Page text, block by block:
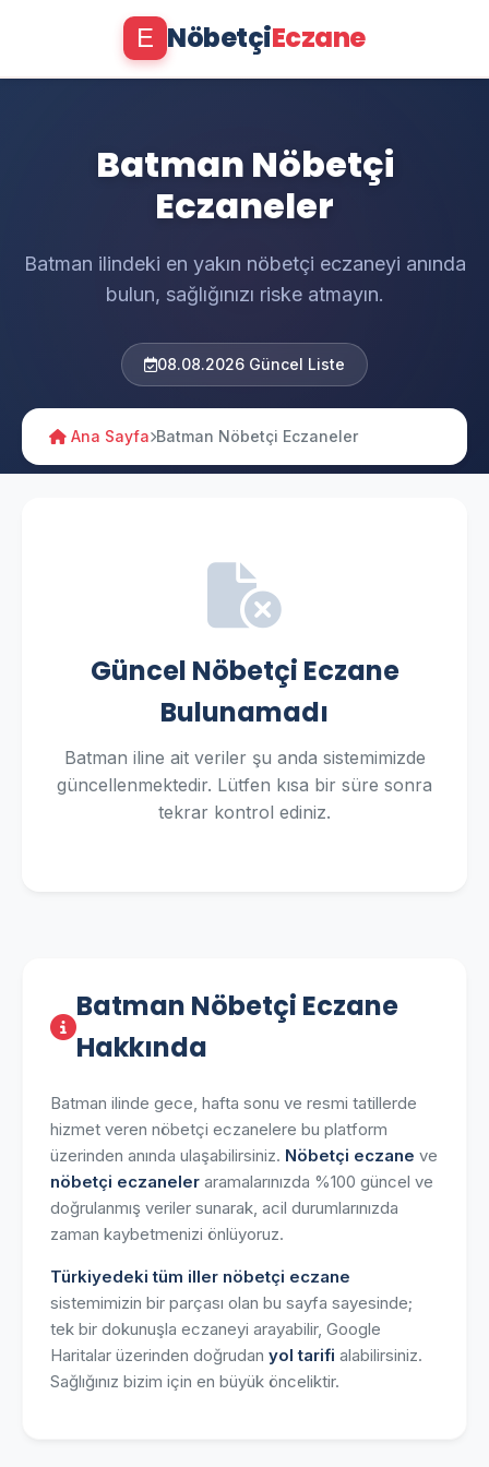
E NöbetçiEczane
Batman Nöbetçi
Eczaneler
Batman ilindeki en yakın nöbetçi eczaneyi anında
bulun, sağlığınızı riske atmayın.
08.08.2026 Güncel Liste
Ana Sayfa Batman Nöbetçi Eczaneler
Güncel Nöbetçi Eczane
Bulunamadı
Batman iline ait veriler şu anda sistemimizde
güncellenmektedir. Lütfen kısa bir süre sonra
tekrar kontrol ediniz.
Batman Nöbetçi Eczane
Hakkında
Batman ilinde gece, hafta sonu ve resmi tatillerde
hizmet veren nöbetçi eczanelere bu platform
üzerinden anında ulaşabilirsiniz. Nöbetçi eczane ve
nöbetçi eczaneler aramalarınızda %100 güncel ve
doğrulanmış veriler sunarak, acil durumlarınızda
zaman kaybetmenizi önlüyoruz.
Türkiyedeki tüm iller nöbetçi eczane
sistemimizin bir parçası olan bu sayfa sayesinde;
tek bir dokunuşla eczaneyi arayabilir, Google
Haritalar üzerinden doğrudan yol tarifi alabilirsiniz.
Sağlığınız bizim için en büyük önceliktir.